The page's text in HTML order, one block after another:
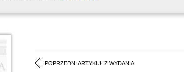
POPRZEDNI ARTYKUŁ Z WYDANIA